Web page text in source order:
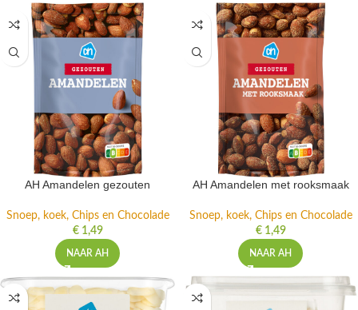
AH Amandelen gezouten
Snoep, koek, Chips en Chocolade
€1,49
NAAR AH
AH Amandelen met rooksmaak
Snoep, koek, Chips en Chocolade
€1,49
NAAR AH